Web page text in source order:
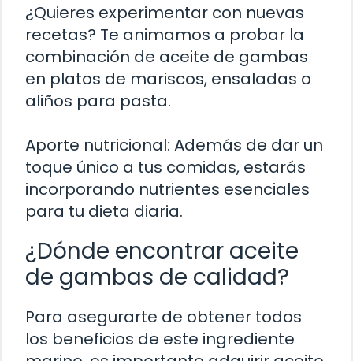
¿Quieres experimentar con nuevas
recetas? Te animamos a probar la
combinación de aceite de gambas
en platos de mariscos, ensaladas o
aliños para pasta.
Aporte nutricional: Además de dar un
toque único a tus comidas, estarás
incorporando nutrientes esenciales
para tu dieta diaria.
¿Dónde encontrar aceite
de gambas de calidad?
Para asegurarte de obtener todos
los beneficios de este ingrediente